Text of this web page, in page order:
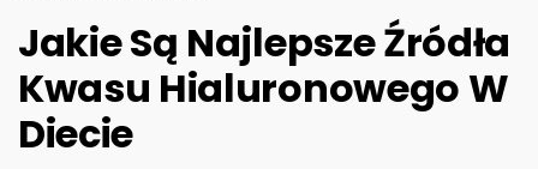
Jakie Są Najlepsze Źródła
Kwasu Hialuronowego W
Diecie